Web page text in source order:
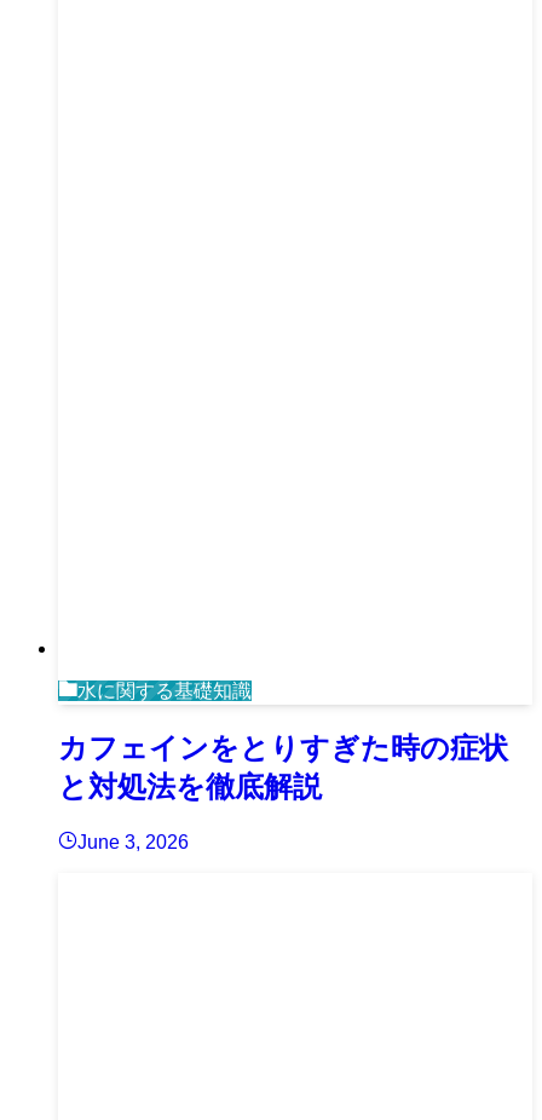
水に関する基礎知識
カフェインをとりすぎた時の症状
と対処法を徹底解説
June 3, 2026